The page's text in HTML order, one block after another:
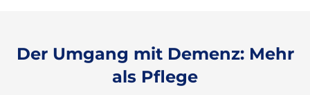
Der Umgang mit Demenz: Mehr
als Pflege